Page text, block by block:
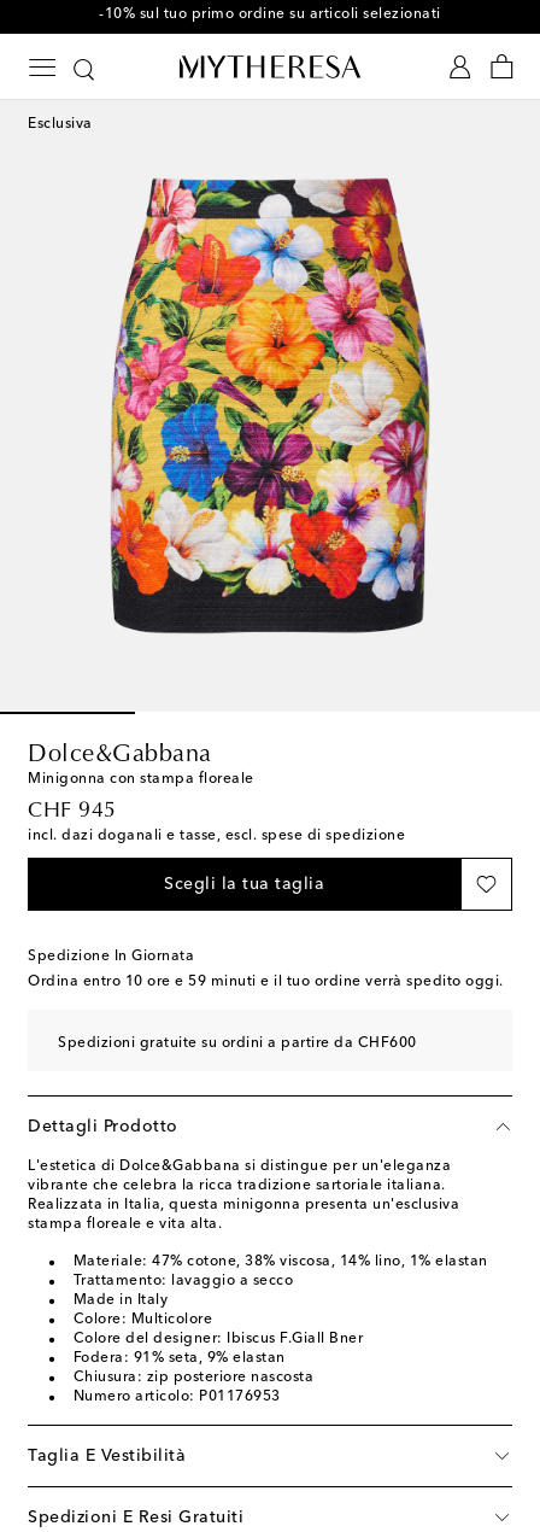
-10% sul tuo primo ordine su articoli selezionati
Esclusiva
Dolce&Gabbana
Minigonna con stampa floreale
CHF 945
original price
incl. dazi doganali e tasse, escl. spese di spedizione
Scegli la tua taglia
Spedizione In Giornata
Ordina entro 10 ore e 59 minuti e il tuo ordine verrà spedito oggi.
Spedizioni gratuite su ordini a partire da CHF600
Dettagli Prodotto
L'estetica di Dolce&Gabbana si distingue per un'eleganza
vibrante che celebra la ricca tradizione sartoriale italiana.
Realizzata in Italia, questa minigonna presenta un'esclusiva
stampa floreale e vita alta.
Materiale: 47% cotone, 38% viscosa, 14% lino, 1% elastan
Trattamento: lavaggio a secco
Made in Italy
Colore: Multicolore
Colore del designer: Ibiscus F.Giall Bner
Fodera: 91% seta, 9% elastan
Chiusura: zip posteriore nascosta
Numero articolo: P01176953
Taglia E Vestibilità
Spedizioni E Resi Gratuiti